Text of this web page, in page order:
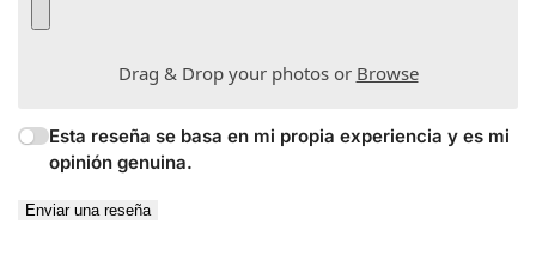
Drag & Drop your photos or Browse
Esta reseña se basa en mi propia experiencia y es mi
opinión genuina.
Enviar una reseña